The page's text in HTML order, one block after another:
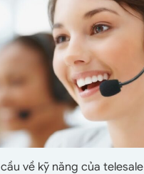
cầu về kỹ năng của telesale